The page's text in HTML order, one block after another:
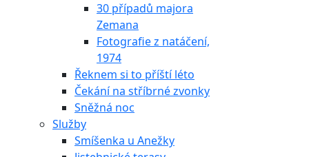
30 případů majora
Zemana
Fotografie z natáčení,
1974
Řeknem si to příští léto
Čekání na stříbrné zvonky
Sněžná noc
Služby
Smíšenka u Anežky